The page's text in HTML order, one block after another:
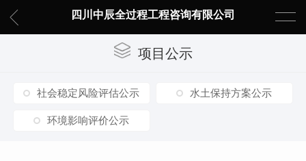
四川中辰全过程工程咨询有限公司
项目公示
社会稳定风险评估公示 水土保持方案公示
环境影响评价公示